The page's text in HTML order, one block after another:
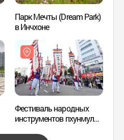
Парк Мечты (Dream Park)
в Инчхоне
Фестиваль народных
инструментов пхунмуль